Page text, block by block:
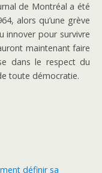
de Montréal a été
alors qu’une grève
innover pour survivre
maintenant faire
dans le respect du
toute démocratie.
définir sa